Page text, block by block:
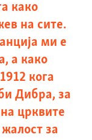
како
на сите.
ми е
а како
кога
Дибра, за
црквите
за